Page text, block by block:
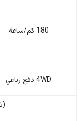
180 كم/ساعة
4WD دفع رباعي